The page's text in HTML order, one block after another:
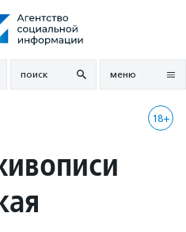
поиск меню
18+